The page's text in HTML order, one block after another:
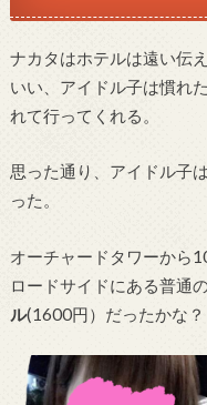
ナカタはホテルは遠い伝
いい、アイドル子は慣れ
れて行ってくれる。
思った通り、アイドル子
った。
オーチャードタワーから
ロードサイドにある普通
ル(1600円）だったかな？